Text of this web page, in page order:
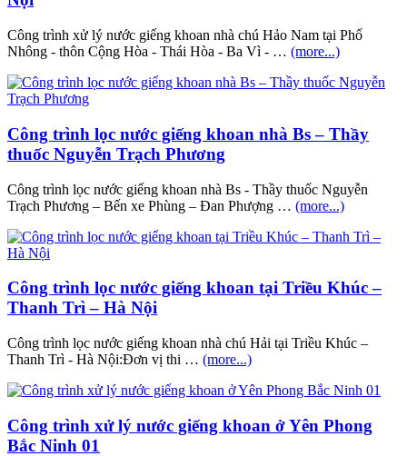
Công trình xử lý nước giếng khoan nhà chú Hảo Nam tại Phố
Nhông - thôn Cộng Hòa - Thái Hòa - Ba Vì - … (more...)
Công trình lọc nước giếng khoan nhà Bs – Thầy
thuốc Nguyễn Trạch Phương
Công trình lọc nước giếng khoan nhà Bs - Thầy thuốc Nguyễn
Trạch Phương – Bến xe Phùng – Đan Phượng … (more...)
Công trình lọc nước giếng khoan tại Triều Khúc –
Thanh Trì – Hà Nội
Công trình lọc nước giếng khoan nhà chú Hải tại Triều Khúc –
Thanh Trì - Hà Nội:Đơn vị thi … (more...)
Công trình xử lý nước giếng khoan ở Yên Phong
Bắc Ninh 01